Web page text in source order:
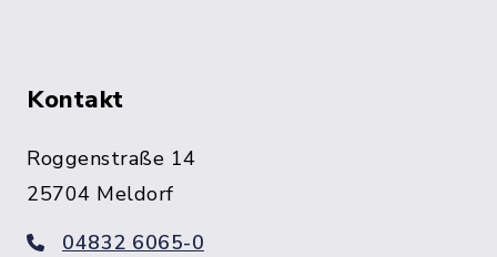
Kontakt
Roggenstraße 14
25704 Meldorf
04832 6065-0